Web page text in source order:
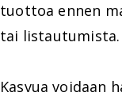
tuottoa ennen
tai listautumista.
Kasvua voidaan